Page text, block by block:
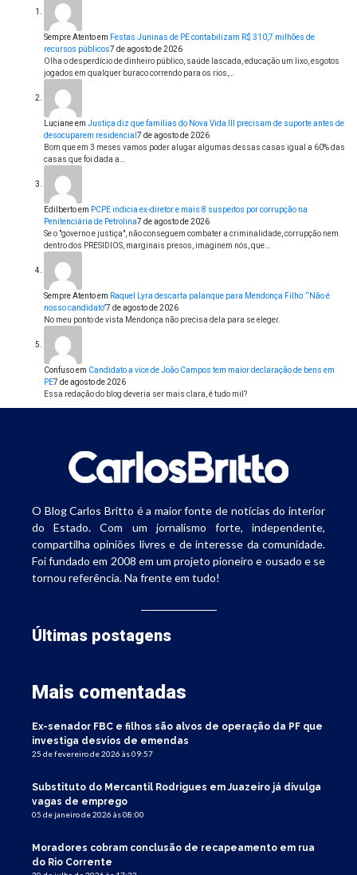
Sempre Atentoem Festas Juninas de PE contabilizam R$ 310,7 milhões de
recursos públicos7 de agosto de 2026
Olha o desperdício de dinheiro público, saúde lascada, educação um lixo, esgotos
jogados em qualquer buraco correndo para os rios,…
Lucianeem Justiça diz que famílias do Nova Vida III precisam de suporte antes de
desocuparem residencial 7 de agosto de 2026
Bom que em 3 meses vamos poder alugar algumas dessas casas igual a 60% das
casas que foi dada a…
Edilbertoem PCPE indicia ex-diretor e mais 8 suspeitos por corrupção na
Penitenciária de Petrolina7 de agosto de 2026
Se o "governo e justiça", não conseguem combater a criminalidade, corrupção nem
dentro dos PRESIDIOS, marginais presos, imaginem nós, que…
Sempre Atentoem Raquel Lyra descarta palanque para Mendonça Filho: “Não é
nosso candidato”7 de agosto de 2026
No meu ponto de vista Mendonça não precisa dela para se eleger.
Confusoem Candidato a vice de João Campos tem maior declaração de bens em
PE7 de agosto de 2026
Essa redação do blog deveria ser mais clara, é tudo mil?
O Blog Carlos Britto é a maior fonte de notícias do interior
do Estado. Com um jornalismo forte, independente,
compartilha opiniões livres e de interesse da comunidade.
Foi fundado em 2008 em um projeto pioneiro e ousado e se
tornou referência. Na frente em tudo!
Últimas postagens
Mais comentadas
Ex-senador FBC e filhos são alvos de operação da PF que
investiga desvios de emendas
25 de fevereiro de 2026 às 09:57
Substituto do Mercantil Rodrigues em Juazeiro já divulga
vagas de emprego
05 de janeiro de 2026 às 08:00
Moradores cobram conclusão de recapeamento em rua
do Rio Corrente